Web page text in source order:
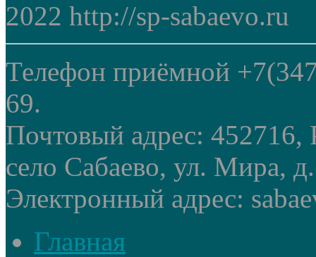
2022 http://sp-sabaevo.ru
Телефон приёмной
69.
Почтовый адрес: 452716,
село Сабаево, ул. Мира,
Электронный адрес:
Главная